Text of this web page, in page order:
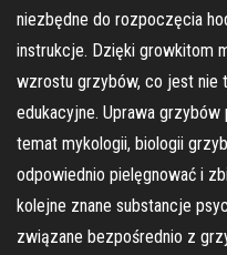
niezbędne do rozpoczęcia
instrukcje. Dzięki growkitom
wzrostu grzybów, co jest nie
edukacyjne. Uprawa
temat mykologii, biologii
odpowiednio pielęgnować i
kolejne znane substancje
związane bezpośrednio z